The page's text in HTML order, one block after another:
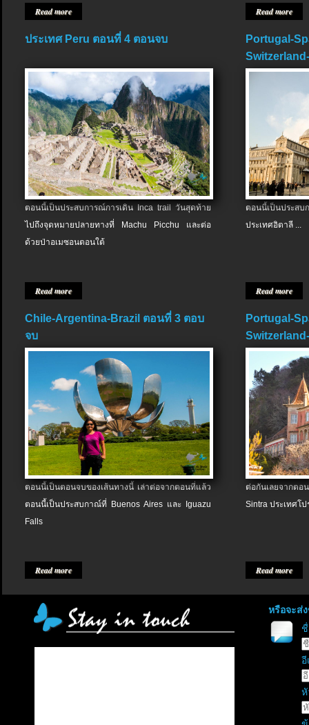
Read more Read more
ประเทศ Peru ตอนที่ 4 ตอนจบ
ตอนนี้เป็นประสบการณ์การเดิน Inca trail วันสุดท้าย
ไปถึงจุดหมายปลายทางที่ Machu Picchu และต่อ
ด้วยป่าอเมซอนตอนใต้
Read more
Portugal-
ตอนนี้เป็นประส
ประเทศอิตาลี ...
Read more
Chile-Argentina-Brazil ตอนที่ 3 ตอบ
จบ
ตอนนี้เป็นตอนจบของเส้นทางนี้ เล่าต่อจากตอนที่แล้ว
ตอนนี้เป็นประสบกาณ์ที่ Buenos Aires และ Iguazu
Falls
Read more
Portugal-
ต่อกันเลยจากต
Sintra ประเทศโป
Read more
หรือจะส่
อี
หั